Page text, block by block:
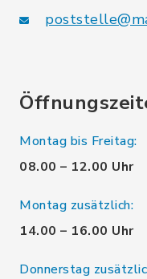
Montag bis Freitag:
08.00 – 12.00 Uhr
Montag zusätzlich:
14.00 – 16.00 Uhr
Donnerstag